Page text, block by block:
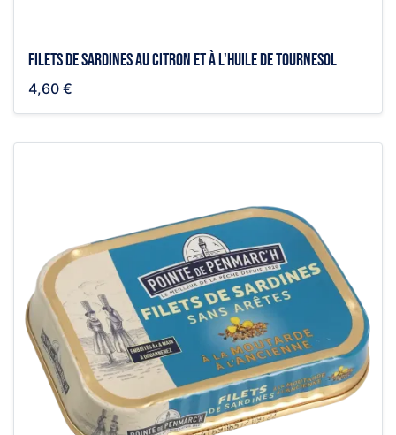
Filets de sardines au citron et à l'huile de tournesol
4,60 €